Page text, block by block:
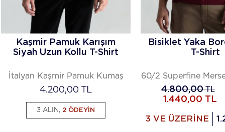
Kaşmir Pamuk Karışım
Siyah Uzun Kollu T-Shirt
İtalyan Kaşmir Pamuk Kumaş
4.200,00 TL
3 ALIN, 2 ÖDEYİN
Bisiklet Yaka
T-Shirt
60/2 Superfine
4.800,00TL
1.440,00 TL
3 VE ÜZERİNE